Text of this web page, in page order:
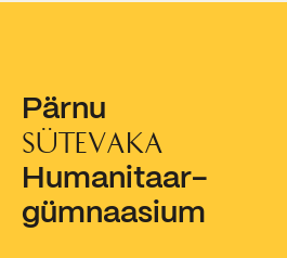
Pärnu
SÜTEVAKA
Humanitaar-
gümnaasium